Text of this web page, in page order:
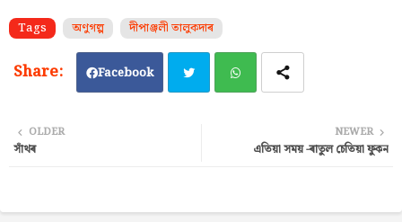
Tags অণুগল্প দীপাঞ্জলী তালুকদাৰ
Facebook
NEWER
এতিয়া সময় -ৰাতুল চেতিয়া ফুকন
OLDER
সাঁথৰ